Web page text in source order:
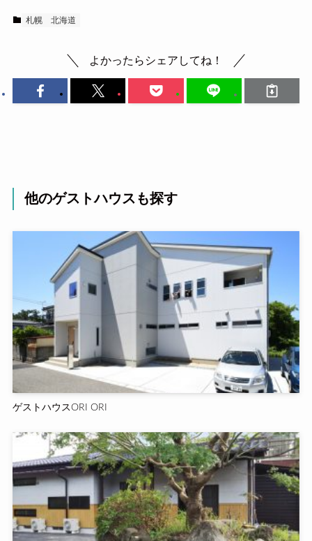
札幌 北海道
よかったらシェアしてね！
他のゲストハウスも探す
ゲストハウスORI ORI